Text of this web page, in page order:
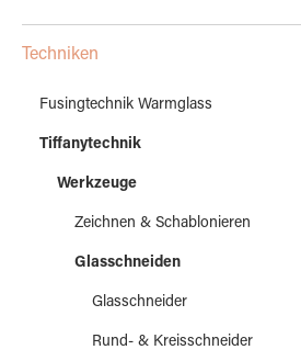
Techniken
Fusingtechnik Warmglass
Tiffanytechnik
Werkzeuge
Zeichnen & Schablonieren
Glasschneiden
Glasschneider
Rund- & Kreisschneider